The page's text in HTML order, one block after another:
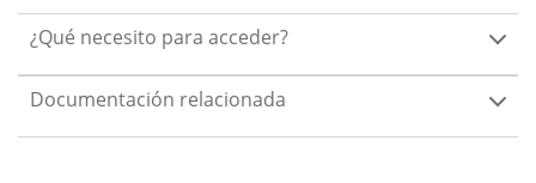
¿Qué necesito para acceder?
Documentación relacionada